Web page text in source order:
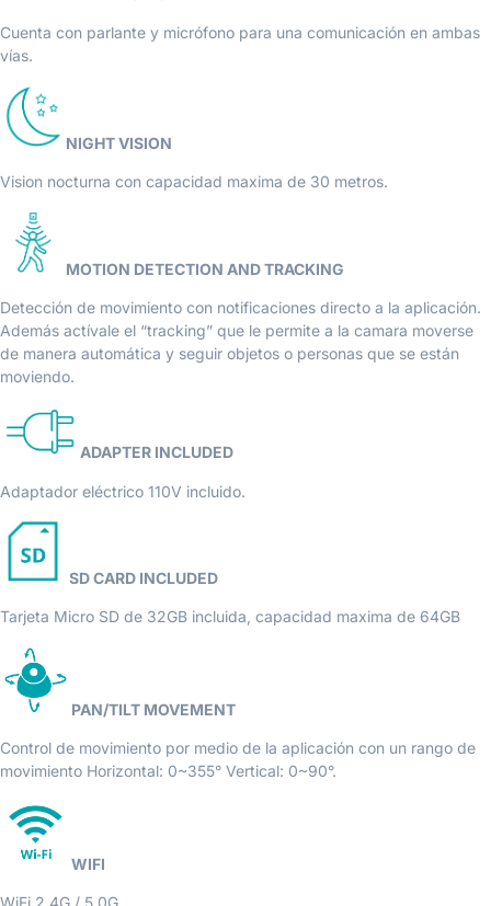
Cuenta con parlante y micrófono para una comunicación en ambas
vías.
NIGHT VISION
Vision nocturna con capacidad maxima de 30 metros.
MOTION DETECTION AND TRACKING
Detección de movimiento con notificaciones directo a la aplicación.
Además actívale el “tracking” que le permite a la camara moverse
de manera automática y seguir objetos o personas que se están
moviendo.
ADAPTER INCLUDED
Adaptador eléctrico 110V incluido.
SD CARD INCLUDED
Tarjeta Micro SD de 32GB incluida, capacidad maxima de 64GB
PAN/TILT MOVEMENT
Control de movimiento por medio de la aplicación con un rango de
movimiento Horizontal: 0~355° Vertical: 0~90°.
WIFI
WiFi 2.4G / 5.0G.